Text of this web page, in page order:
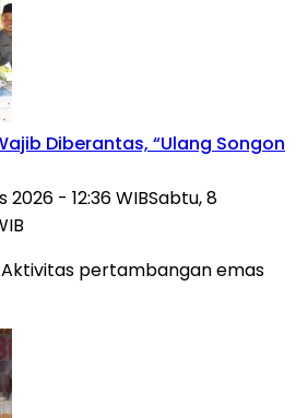
Diberantas, “Ulang Songon
2026 - 12:36 WIBSabtu, 8
Aktivitas pertambangan emas